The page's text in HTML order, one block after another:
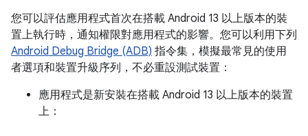
您可以評估應用程式首次在搭載 Android 13 以上版本的裝
置上執行時，通知權限對應用程式的影響。您可以利用下列
Android Debug Bridge (ADB) 指令集，模擬最常見的使用
者選項和裝置升級序列，不必重設測試裝置：
應用程式是新安裝在搭載 Android 13 以上版本的裝置
上：